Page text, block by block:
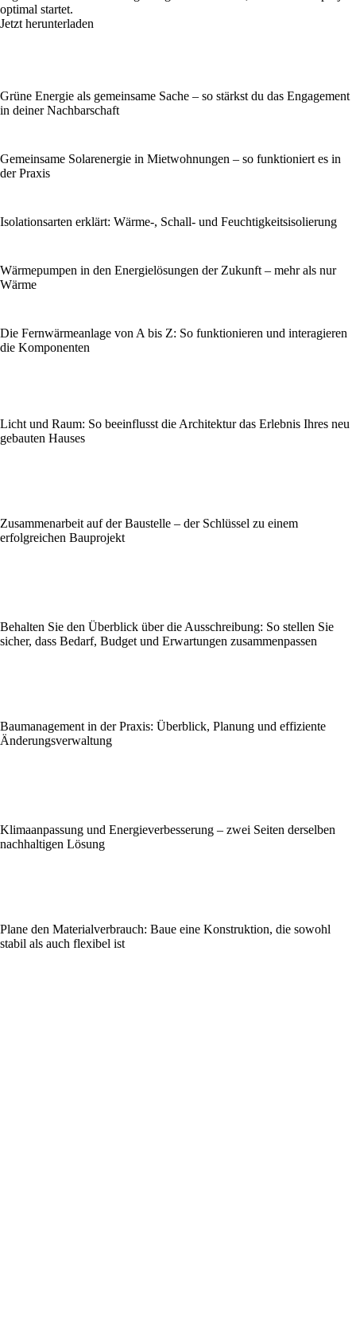
optimal startet.
Jetzt herunterladen
Grüne Energie als gemeinsame Sache – so stärkst du das Engagement
in deiner Nachbarschaft
Gemeinsame Solarenergie in Mietwohnungen – so funktioniert es in
der Praxis
Isolationsarten erklärt: Wärme-, Schall- und Feuchtigkeitsisolierung
Wärmepumpen in den Energielösungen der Zukunft – mehr als nur
Wärme
Die Fernwärmeanlage von A bis Z: So funktionieren und interagieren
die Komponenten
Licht und Raum: So beeinflusst die Architektur das Erlebnis Ihres neu
gebauten Hauses
Zusammenarbeit auf der Baustelle – der Schlüssel zu einem
erfolgreichen Bauprojekt
Behalten Sie den Überblick über die Ausschreibung: So stellen Sie
sicher, dass Bedarf, Budget und Erwartungen zusammenpassen
Baumanagement in der Praxis: Überblick, Planung und effiziente
Änderungsverwaltung
Klimaanpassung und Energieverbesserung – zwei Seiten derselben
nachhaltigen Lösung
Plane den Materialverbrauch: Baue eine Konstruktion, die sowohl
stabil als auch flexibel ist